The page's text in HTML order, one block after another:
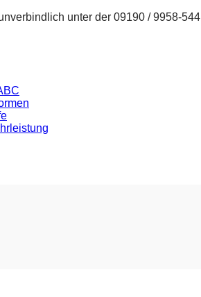
unter der 09190 / 9958-544